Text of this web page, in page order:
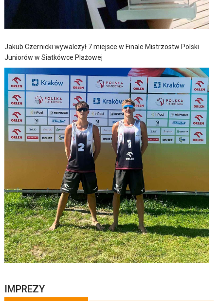
Jakub Czernicki wywalczył 7 miejsce w Finale Mistrzostw Polski
Juniorów w Siatkówce Plażowej
IMPREZY